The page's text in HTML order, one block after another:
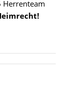
Herrenteam